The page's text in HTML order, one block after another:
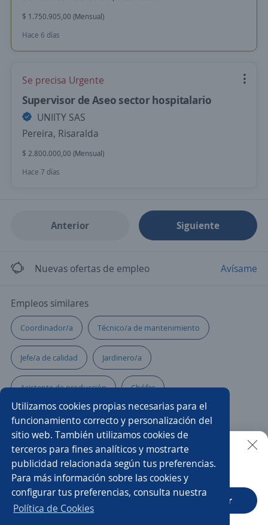
Utilizamos cookies propias necesarias para el
funcionamiento correcto y personalización del
sitio web. También utilizamos cookies de
terceros para fines analíticos y mostrarte
publicidad relacionada según tus preferencias.
Para más información sobre las cookies y
configurar tus preferencias, consulta nuestra
Política de Cookies
$ 1.750.905,00 (Mensual)
Hace 6 días
Se precisa Urgente
Supervisor de Aseo sector hospitalario
UNIITY SAS
Pereira, Risaralda
$ 2.800.000,00 (Mensual)
Hace 7 días
Anterior Siguiente
Nuevas ofertas de empleo Avísame
Empleos similares
Coordinador/a Técnico/a de mantenimiento
Jefe/a de calidad Jardinero/a
Asistente de producción Chófer
Asesor/a comercial Operario/a de planta
Ayudante de servicios generales
Asesor/a comercial freelance Auxiliar en obra
Supervisor/a ambiental
Buscar es más fácil en la app
CT App Abrir